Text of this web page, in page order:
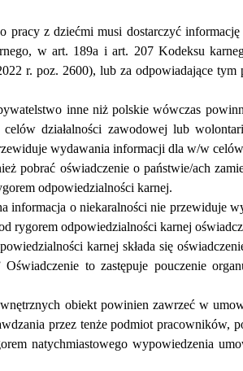
pracy z dziećmi musi dostarczyć informację
w art. 189a i art. 207 Kodeksu
r. poz. 2600), lub za odpowiadające tym
inne niżpolskie wówczas
celów działalności zawodowej lub
wydawania informacji dla w/w celó
żpobrać oświadczenie o państwie/ach
odpowiedzialności karnej.
informacja o niekaralności nie przewiduje
rygorem odpowiedzialności karnej oś
ści karnej składa się oś
Oświadczenie to zastępuje pouczenie
ętrznych obiekt powinien zawrzeć w
przez tenże podmiot pracowników,
natychmiastowego wypowiedzenia